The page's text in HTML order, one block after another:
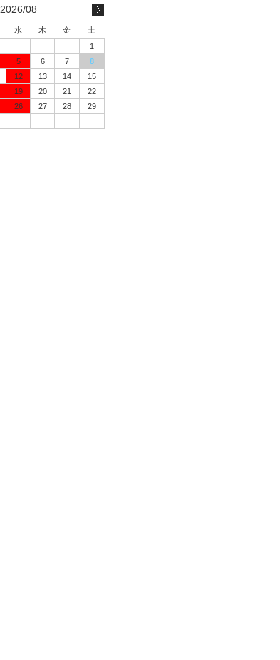
2026/08
水 木 金
土
1
5 6 7
8
12 13 14
15
19 20 21
22
26 27 28
29